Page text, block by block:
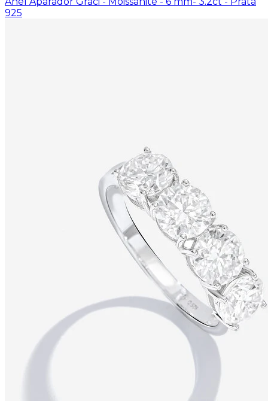
925